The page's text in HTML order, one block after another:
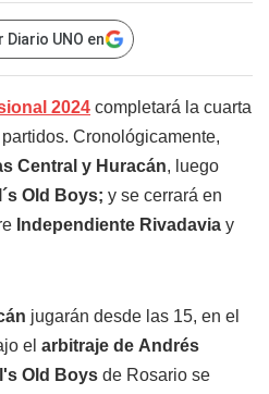
Diario UNO en
2024 completará la cuarta
Cronológicamente,
Central y Huracán, luego
Old Boys; y se cerrará en
Independiente Rivadavia y
jugarán desde las 15, en el
el arbitraje de Andrés
Old Boys de Rosario se